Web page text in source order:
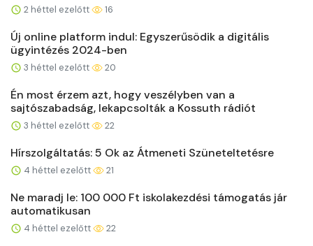
2 héttel ezelőtt 16
Új online platform indul: Egyszerűsödik a digitális
ügyintézés 2024-ben
3 héttel ezelőtt 20
Én most érzem azt, hogy veszélyben van a
sajtószabadság, lekapcsolták a Kossuth rádiót
3 héttel ezelőtt 22
Hírszolgáltatás: 5 Ok az Átmeneti Szüneteltetésre
4 héttel ezelőtt 21
Ne maradj le: 100 000 Ft iskolakezdési támogatás jár
automatikusan
4 héttel ezelőtt 22